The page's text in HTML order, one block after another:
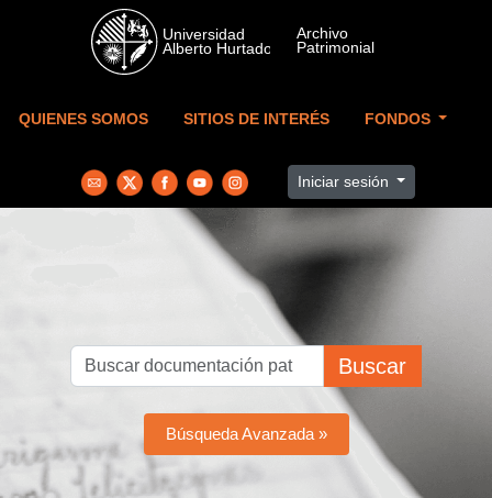
Skip to main content
QUIENES SOMOS SITIOS DE INTERÉS FONDOS
Iniciar sesión
Buscar
Búsqueda Avanzada »